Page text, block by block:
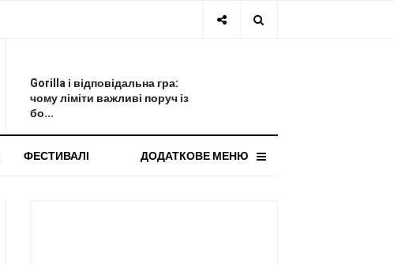
Gorilla і відповідальна гра:
чому ліміти важливі поруч із
бо...
ДОДАТКОВЕ МЕНЮ
ФЕСТИВАЛІ